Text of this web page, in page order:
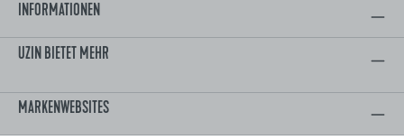
INFORMATIONEN
UZIN BIETET MEHR
MARKENWEBSITES